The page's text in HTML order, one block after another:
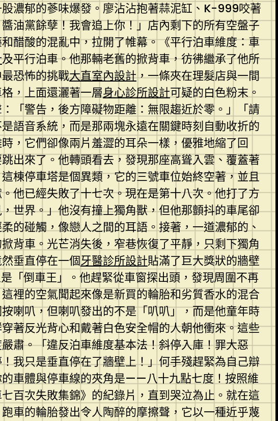
濃郁的蔘味爆發。廖沾沾抱著蒜泥缸、K-999咬著
油黨餘孽！我會追上你！」店內剩下的所有空盤子
醋酸的混亂中，拉開了帷幕。《平行泊車維度：車
及平行泊車。他那輛老舊的掀背車，彷彿繼承了他所
恐怖的挑戰大直室內設計，一條夾在理髮店與一間
，上面還灑著一層身心診所設計可疑的白色粉末。
「警告，後方障礙物距離：無限趨近於零。」「請
語音系統，而是那兩塊永遠在關鍵時刻自動收折的
，它們卻像兩片羞澀的耳朵一樣，優雅地縮了回
出來了。他轉頭看去，發現那座高聳入雲、覆蓋著
棟停車塔是個異類，它的三號車位始終空著，並且
他已經失敗了十七次。現在是第十八次。他打了方
世界。」他沒有撞上獨角獸，但他那顫抖的車尾卻
的碰觸，像戀人之間的耳語。接著，一道濃郁的、
背車。光芒消失後，窄巷恢復了平靜，只剩下獨角
垂直停在一個牙醫診所設計貼滿了巨大獎狀的牆壁
「倒車王」。他趕緊從車窗探出頭，發現周圍不再
裡的空氣聞起來像是新買的輪胎和劣質香水的混合
喇叭，但喇叭發出的不是「叭叭」，而是他童年時
著反光背心和戴著白色安全帽的人朝他衝來。這些
肅。「違反泊車維度基本法！斜停入庫！罪大惡
我只是垂直停在了牆壁上！」何手殘趕緊為自己辯
車體與停車線的夾角是——八十九點七度！按照維
百次失敗集錦》的紀錄片，直到哭泣為止。就在這
車的輪胎發出令人陶醉的摩擦聲，它以一種近乎蔑